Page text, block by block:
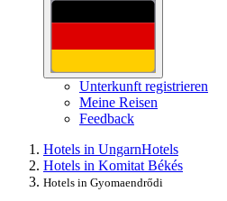
Unterkunft registrieren
Meine Reisen
Feedback
Hotels in UngarnHotels
Hotels in Komitat Békés
Hotels in Gyomaendrődi